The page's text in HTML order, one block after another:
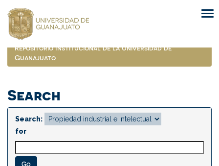
navigation
Repositorio Institucional de la Universidad de
Guanajuato
Search
Search:
for